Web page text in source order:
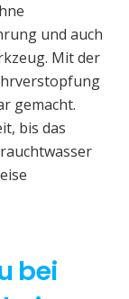
und auch
Mit der
gemacht.
bis das
bei